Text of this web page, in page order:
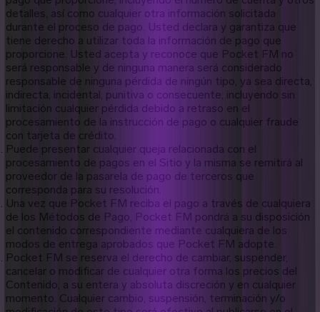
detalles, así como cualquier otra información solicitada
durante el proceso de pago. Usted declara y garantiza que
tiene derecho a utilizar toda la información de pago que
proporcione. Usted acepta y reconoce que Pocket FM no
será responsable y de ninguna manera será considerado
responsable de ninguna pérdida de ningún tipo, ya sea directa,
indirecta, incidental, punitiva o consecuente, incluyendo sin
limitación cualquier pérdida debido a retraso en el
procesamiento de la instrucción de pago o cualquier fraude
con tarjeta de crédito.
Puede presentar cualquier queja relacionada con el
procesamiento de pagos en el Sitio y la misma se remitirá al
proveedor de la pasarela de pago de terceros que
corresponda para su resolución.
Una vez que Pocket FM reciba el pago a través de cualquiera
de los Métodos de Pago, Pocket FM pondrá a su disposición
el contenido correspondiente mediante cualquiera de los
modos de entrega aprobados que Pocket FM adopte.
Pocket FM se reserva el derecho de cambiar, suspender,
cancelar o modificar de cualquier otra forma los precios del
Contenido, a su entera y absoluta discreción y en cualquier
momento. Cualquier cambio, suspensión, terminación y/o